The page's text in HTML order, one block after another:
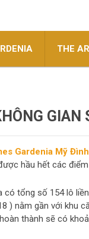
THE
GIAN
Gardenia Mỹ Đình
hầu hết các
có tổng số 154 lô
) nằm gần với khu
thành sẽ có